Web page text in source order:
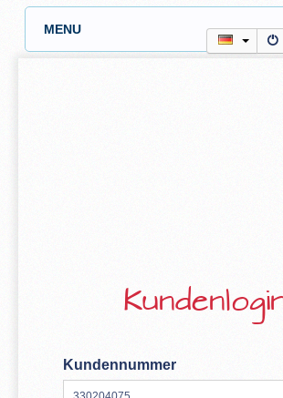
MENU
Kundennummer